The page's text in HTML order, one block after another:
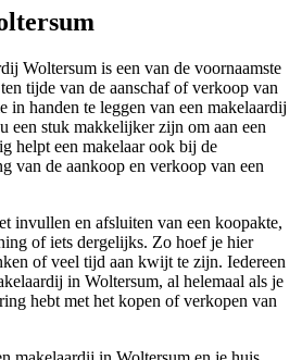
Woltersum is een van de voornaamste
tijde van de aanschaf of verkoop van
in handen te leggen van een makelaardij
een stuk makkelijker zijn om aan een
helpt een makelaar ook bij de
van de aankoop en verkoop van een
invullen en afsluiten van een koopakte,
of iets dergelijks. Zo hoef je hier
of veel tijd aan kwijt te zijn. Iedereen
in Woltersum, al helemaal als je
hebt met het kopen of verkopen van